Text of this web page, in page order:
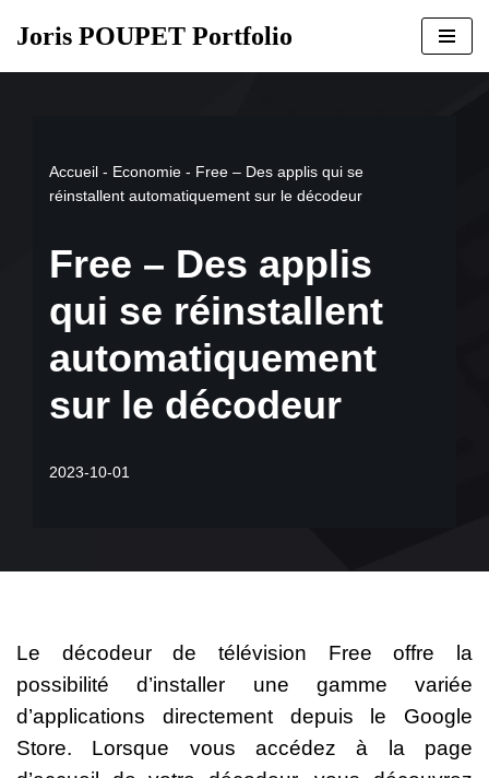
Joris POUPET Portfolio
Accueil - Economie - Free – Des applis qui se
réinstallent automatiquement sur le décodeur
Free – Des applis
qui se réinstallent
automatiquement
sur le décodeur
2023-10-01
Le décodeur de télévision Free offre la
possibilité d’installer une gamme variée
d’applications directement depuis le Google
Store. Lorsque vous accédez à la page